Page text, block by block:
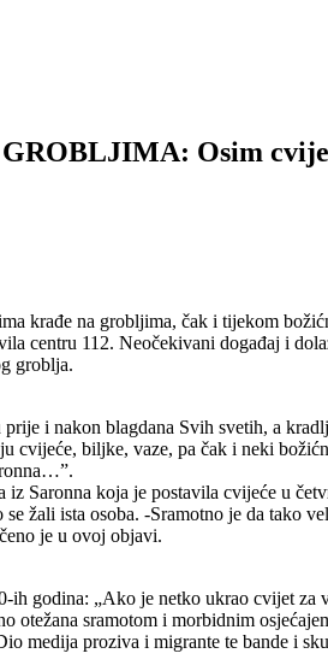
Osim
krađe na grobljima, čak i tijekom
centru 112. Neočekivani događaj i
groblja.
i nakon blagdana Svih svetih, a
biljke, vaze, pa čak i neki
Saronna koja je postavila cvijeće u
žali ista osoba. -Sramotno je da tako
je u ovoj objavi.
godina: „Ako je netko ukrao cvijet
otežana sramotom i morbidnim
medija proziva i migrante te bande i